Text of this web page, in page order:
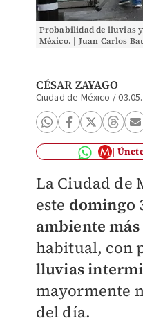
Probabilidad de lluvias
México. | Juan Carlos
CÉSAR ZAYAGO
Ciudad de México /
La Ciudad de
este domingo
ambiente
habitual, con
lluvias
mayormente
del día.